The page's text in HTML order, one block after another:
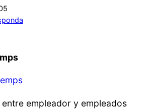
empleador y empleados